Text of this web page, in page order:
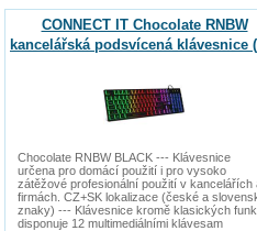
CONNECT IT Chocolate RNBW
kancelářská podsvícená klávesnice
Chocolate RNBW BLACK --- Klávesnice
určena pro domácí použití i pro vysoko
zátěžové profesionální použití v kancelářích
firmách. CZ+SK lokalizace (české a
znaky) --- Klávesnice kromě klasických
disponuje 12 multimediálními klávesam